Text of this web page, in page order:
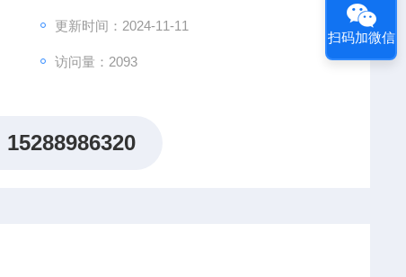
更新时间：2024-11-11
访问量：2093
15288986320
扫码加微信